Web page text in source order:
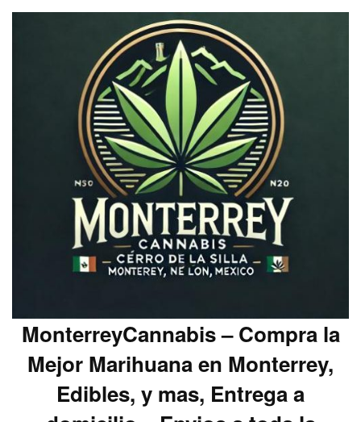
MonterreyCannabis – Compra la
Mejor Marihuana en Monterrey,
Edibles, y mas, Entrega a